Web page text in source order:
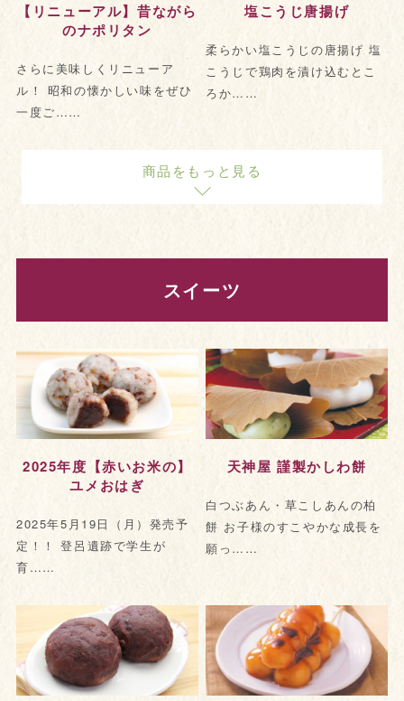
【リニューアル】昔ながら
のナポリタン
さらに美味しくリニューア
ル！ 昭和の懐かしい味をぜひ
一度ご……
塩こうじ唐揚げ
柔らかい塩こうじの唐揚げ 塩
こうじで鶏肉を漬け込むとこ
ろか……
商品をもっと見る
スイーツ
2025年度【赤いお米の】
ユメおはぎ
2025年5月19日（月）発売予
定！！ 登呂遺跡で学生が
育……
天神屋 謹製かしわ餅
白つぶあん・草こしあんの柏
餅 お子様のすこやかな成長を
願っ……